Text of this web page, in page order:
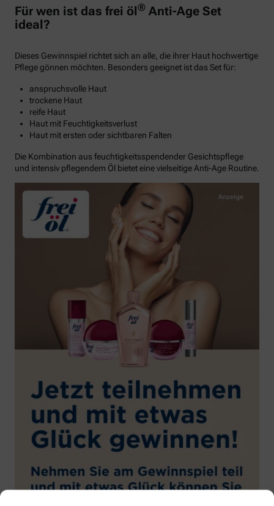
Für wen ist das frei öl® Anti-Age Set
ideal?
Dieses Gewinnspiel richtet sich an alle, die ihrer Haut hochwertige
Pflege gönnen möchten. Besonders geeignet ist das Set für:
anspruchsvolle Haut
trockene Haut
reife Haut
Haut mit Feuchtigkeitsverlust
Haut mit ersten oder sichtbaren Falten
Die Kombination aus feuchtigkeitsspendender Gesichtspflege
und intensiv pflegendem Öl bietet eine vielseitige Anti-Age Routine.